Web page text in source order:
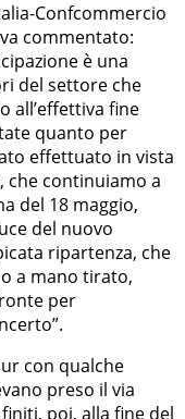
Confcommercio
commentato:
è una
del settore che
all’effettiva fine
quanto per
effettuato in vista
continuiamo a
del 18 maggio,
del nuovo
ripartenza, che
a mano tirato,
per
con qualche
preso il via
poi, alla fine del